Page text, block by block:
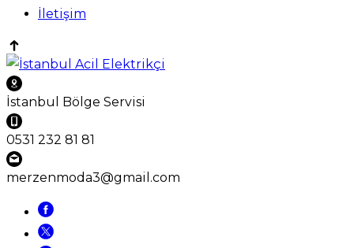
İletişim
İstanbul Bölge Servisi
0531 232 81 81
merzenmoda3@gmail.com